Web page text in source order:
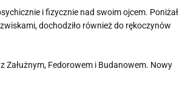
i fizycznie nad swoim ojcem. Poniżał
dochodziło również do rękoczynów
z Załużnym, Fedorowem i Budanowem. Nowy